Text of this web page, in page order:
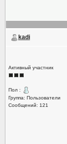
kadi
Активный участник
Пол :
Группа: Пользователи
Сообщений: 121